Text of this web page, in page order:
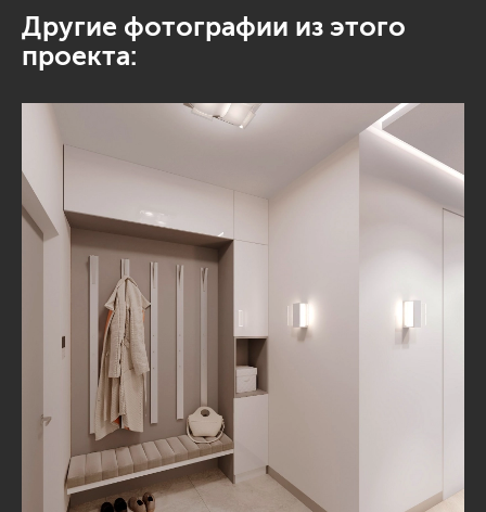
Другие фотографии из этого
проекта: